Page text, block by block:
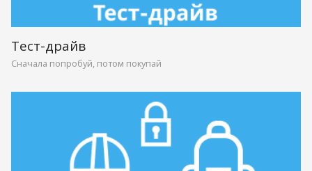
Тест-драйв
Сначала попробуй, потом покупай